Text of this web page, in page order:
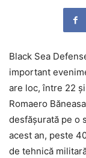
Black Sea
important
are loc, între 22
Romaero
desfășurată pe o
acest an, peste
de tehnică